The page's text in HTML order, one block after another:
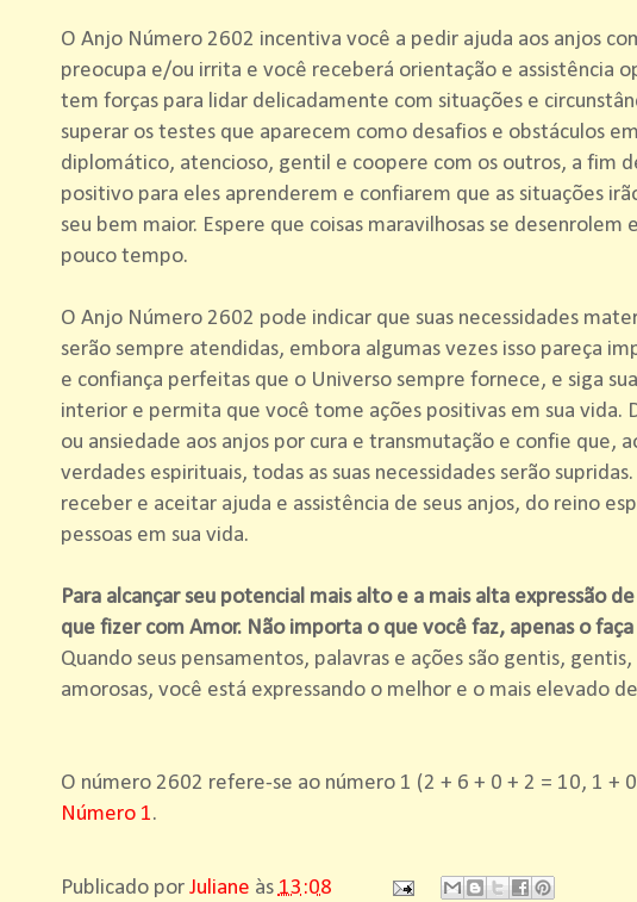
O Anjo Número 2602 incentiva você a pedir ajuda aos anjos
preocupa e/ou irrita e você receberá orientação e assistência
tem forças para lidar delicadamente com situações e
superar os testes que aparecem como desafios e obstáculos
diplomático, atencioso, gentil e coopere com os outros, a fim
positivo para eles aprenderem e confiarem que as situações
seu bem maior. Espere que coisas maravilhosas se desenrolem
pouco tempo.
O Anjo Número 2602 pode indicar que suas necessidades
serão sempre atendidas, embora algumas vezes isso pareça
e confiança perfeitas que o Universo sempre fornece, e siga
interior e permita que você tome ações positivas em sua vida.
ou ansiedade aos anjos por cura e transmutação e confie que,
verdades espirituais, todas as suas necessidades serão
receber e aceitar ajuda e assistência de seus anjos, do reino
pessoas em sua vida.
Para alcançar seu potencial mais alto e a mais alta expressão
que fizer com Amor. Não importa o que você faz, apenas o
Quando seus pensamentos, palavras e ações são gentis, gentis,
amorosas, você está expressando o melhor e o mais elevado
O número 2602 refere-se ao número 1 (2 + 6 + 0 + 2 = 10, 1 +
Número 1.
Publicado por Juliane às 13:08